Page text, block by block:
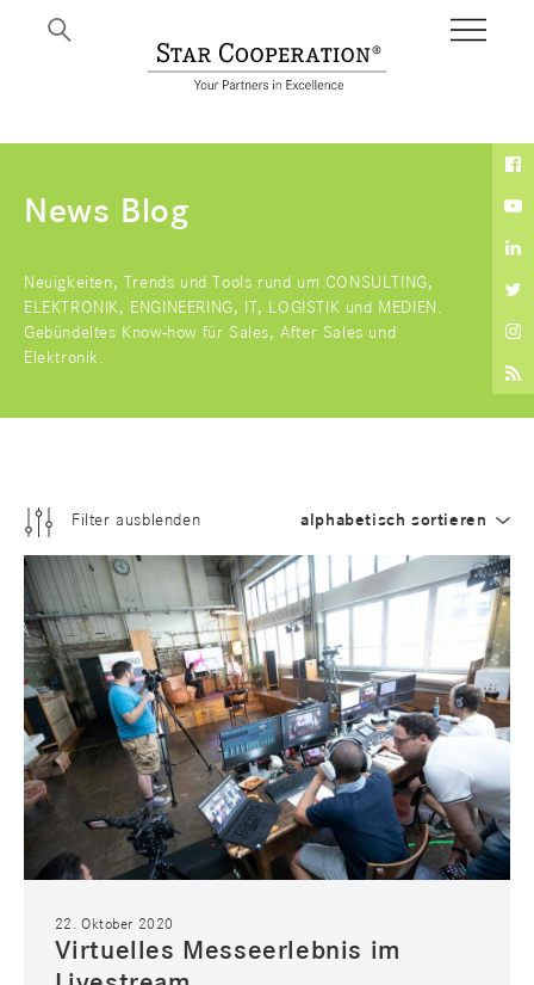
News Blog
Neuigkeiten, Trends und Tools rund um CONSULTING,
ELEKTRONIK, ENGINEERING, IT, LOGISTIK und MEDIEN.
Gebündeltes Know-how für Sales, After Sales und
Elektronik.
Filter ausblenden alphabetisch sortieren
MEDIEN IT
22. Oktober 2020
Virtuelles Messeerlebnis im